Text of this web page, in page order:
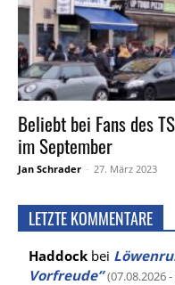
Beliebt bei Fans des
im September
Jan Schrader - 27. März 2023
LETZTE KOMMENTARE
Haddock bei
Vorfreude” (07.08.2026